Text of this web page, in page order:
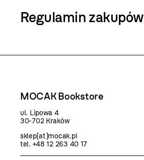
Regulamin zakupów
MOCAK Bookstore
ul. Lipowa 4
30-702 Kraków
sklep[at]mocak.pl
tel. +48 12 263 40 17